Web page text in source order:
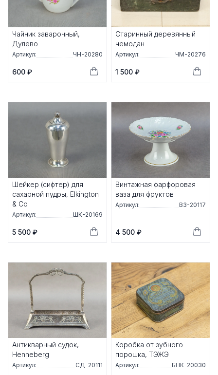
Чайник заварочный,
Дулево
Артикул: ЧН-20280
600 ₽
Старинный деревянный
чемодан
Артикул: ЧМ-20276
1 500 ₽
Шейкер (сифтер) для
сахарной пудры, Elkington
& Co
Артикул: ШК-20169
5 500 ₽
Винтажная фарфоровая
ваза для фруктов
Артикул: ВЗ-20117
4 500 ₽
Антикварный судок,
Henneberg
Артикул: СД-20111
Коробка от зубного
порошка, ТЭЖЭ
Артикул: БНК-20030